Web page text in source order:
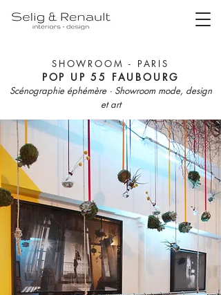
SHOWROOM - PARIS
POP UP 55 FAUBOURG
Scénographie éphémère · Showroom mode, design
et art